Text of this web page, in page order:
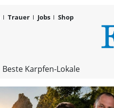
Trauer Jobs Shop
Beste Karpfen-Lokale